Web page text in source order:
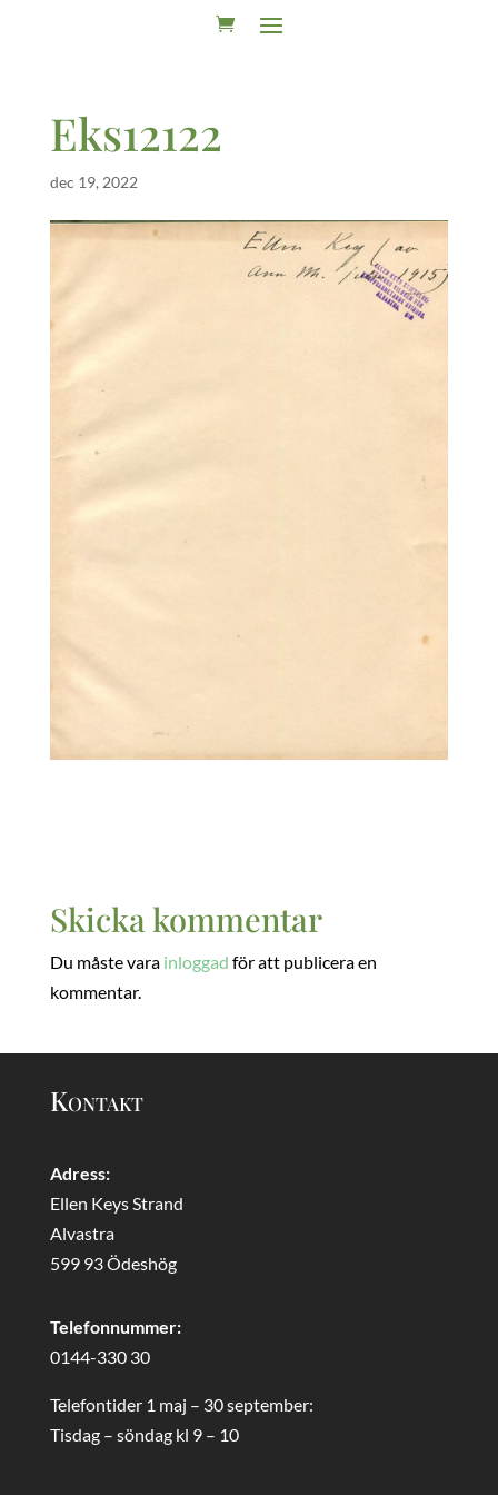
Eks12122
dec 19, 2022
Skicka kommentar
Du måste vara inloggad för att publicera en
kommentar.
Kontakt
Adress:
Ellen Keys Strand
Alvastra
599 93 Ödeshög
Telefonnummer:
0144-330 30
Telefontider 1 maj – 30 september:
Tisdag – söndag kl 9 – 10